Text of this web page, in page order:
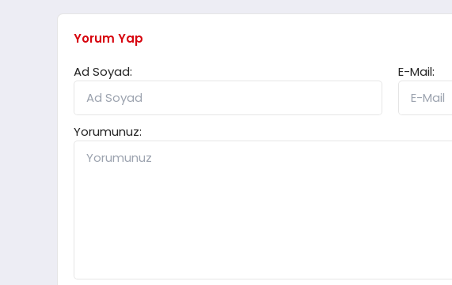
Yorum Yap
Ad Soyad:
E-Mail:
Yorumunuz: